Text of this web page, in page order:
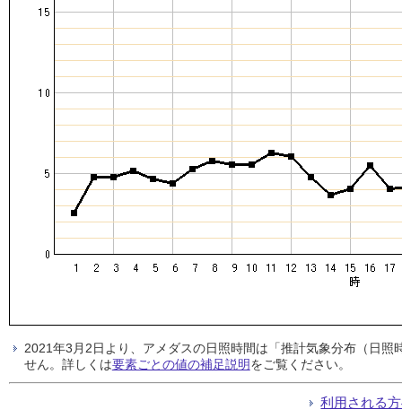
2021年3月2日より、アメダスの日照時間は「推計気象分布（日
せん。詳しくは要素ごとの値の補足説明をご覧ください。
利用される